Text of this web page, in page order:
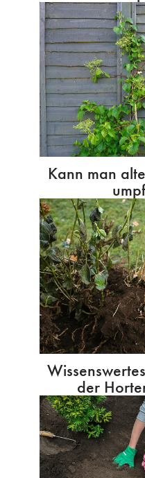
Kann man
der